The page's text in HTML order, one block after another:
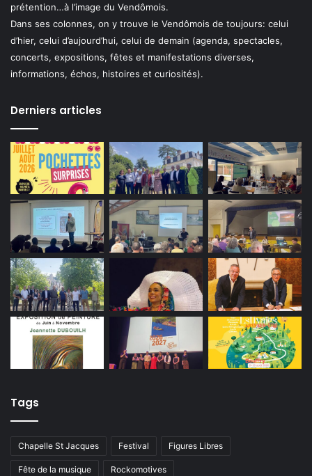
prétention…à l’image du Vendômois.
Dans ses colonnes, on y trouve le Vendômois de toujours: celui
d’hier, celui d’aujourd’hui, celui de demain (agenda, spectacles,
concerts, expositions, fêtes et manifestations diverses,
informations, échos, histoires et curiosités).
Derniers articles
Tags
Chapelle St Jacques Festival Figures Libres
Fête de la musique Rockomotives